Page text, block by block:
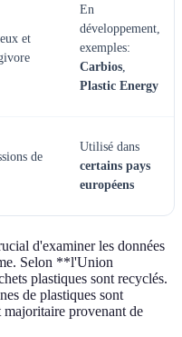
et
En
développement,
exemples:
Carbios,
Plastic Energy
de
Utilisé dans
certains pays
européens
d'examiner les données
Selon **l'Union
plastiques sont recyclés.
de plastiques sont
majoritaire provenant de